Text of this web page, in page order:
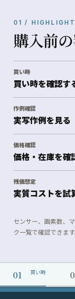
01 /
購入前
買い時
買い時を確認す
作例確認
実写作例を見る
価格確認
価格・在庫を確
残価想定
実質コストを試
センサー、画素数、
ク一覧で確認できます
01 買い時